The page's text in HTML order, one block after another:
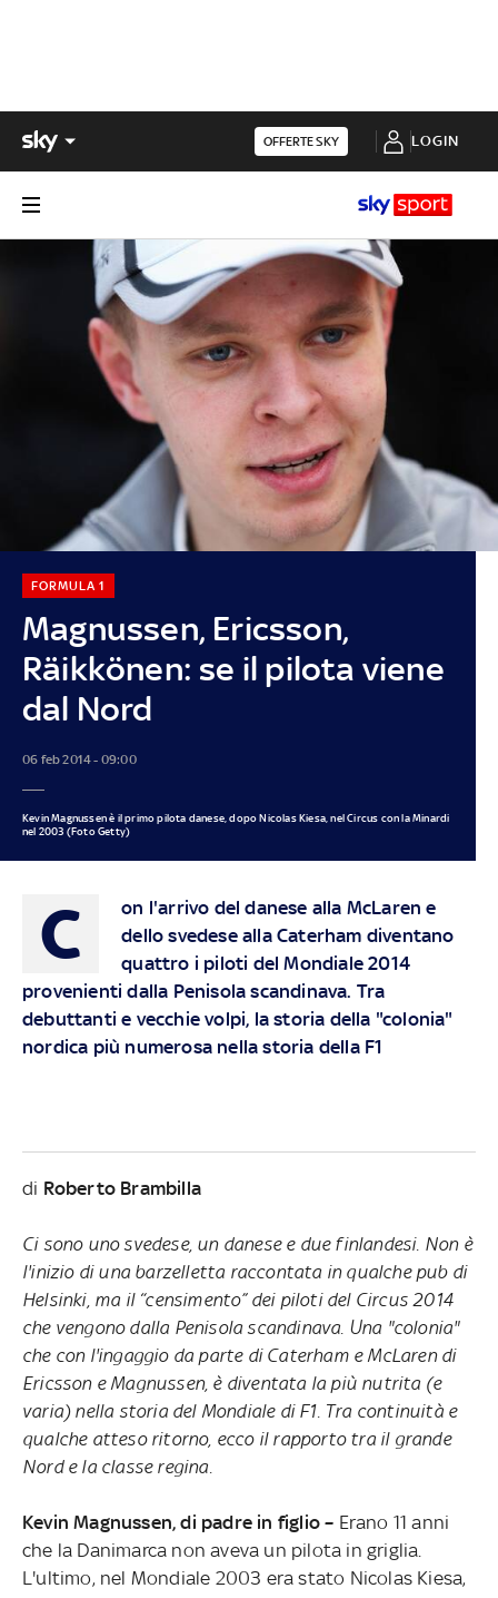
OFFERTE SKY LOGIN
Magnussen, Ericsson,
Räikkönen: se il pilota viene
dal Nord
FORMULA 1
06 feb 2014 - 09:00
Kevin Magnussen è il primo pilota danese, dopo Nicolas Kiesa, nel Circus con la Minardi
nel 2003 (Foto Getty)
C
on l'arrivo del danese alla McLaren e
dello svedese alla Caterham diventano
quattro i piloti del Mondiale 2014
provenienti dalla Penisola scandinava. Tra
debuttanti e vecchie volpi, la storia della "colonia"
nordica più numerosa nella storia della F1
di Roberto Brambilla
Ci sono uno svedese, un danese e due finlandesi. Non è
l'inizio di una barzelletta raccontata in qualche pub di
Helsinki, ma il “censimento” dei piloti del Circus 2014
che vengono dalla Penisola scandinava. Una "colonia"
che con l'ingaggio da parte di Caterham e McLaren di
Ericsson e Magnussen, è diventata la più nutrita (e
varia) nella storia del Mondiale di F1. Tra continuità e
qualche atteso ritorno, ecco il rapporto tra il grande
Nord e la classe regina.
Kevin Magnussen, di padre in figlio – Erano 11 anni
che la Danimarca non aveva un pilota in griglia.
L'ultimo, nel Mondiale 2003 era stato Nicolas Kiesa,